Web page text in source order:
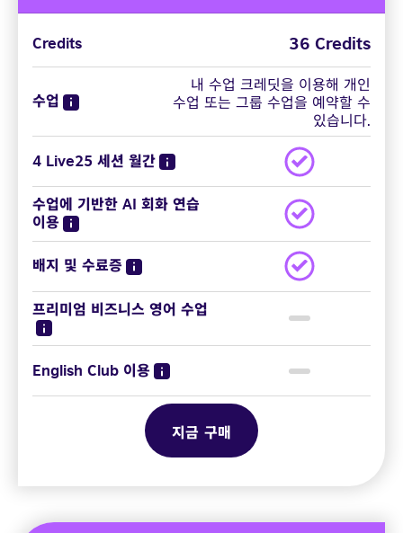
Credits 36 Credits
수업
내 수업 크레딧을 이용해 개인
수업 또는 그룹 수업을 예약할 수
있습니다.
4 Live25 세션 월간
수업에 기반한 AI 회화 연습
이용
배지 및 수료증
프리미엄 비즈니스 영어 수업
English Club 이용
지금 구매